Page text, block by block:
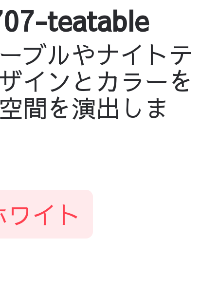
teatable
ブルやナイトテ
インとカラーを
間を演出しま
ワイト